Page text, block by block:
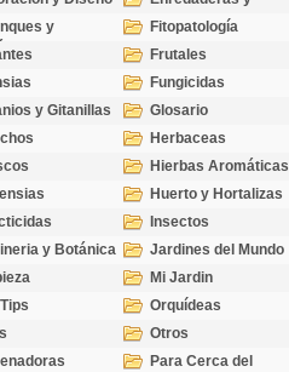
cubresuelos
y
Fitopatología
Frutales
Fungicidas
y Gitanillas
Glosario
Herbaceas
Hierbas Aromáticas
Huerto y Hortalizas
Insectos
y Botánica
Jardines del Mundo
Mi Jardin
Orquídeas
Otros
Para Cerca del